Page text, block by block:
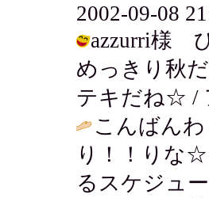
2002-09-08
azzurri様
めっきり秋
テキだね☆ /
こんばん
り！！りな
るスケジュ